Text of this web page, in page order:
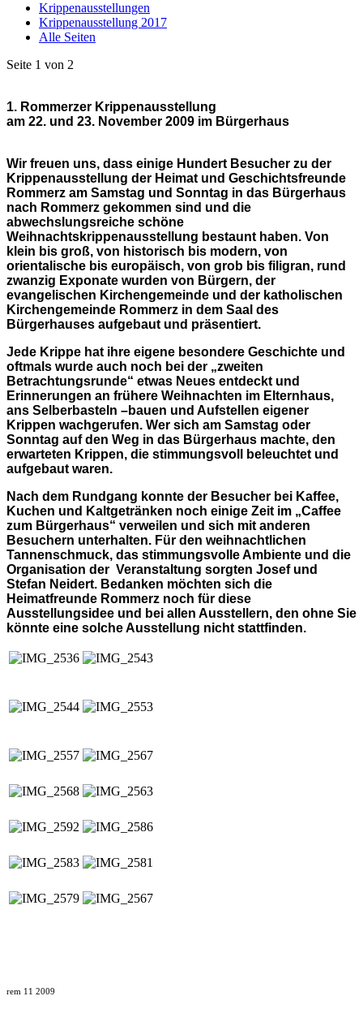
Krippenausstellungen
Krippenausstellung 2017
Alle Seiten
Seite 1 von 2
1. Rommerzer Krippenausstellung
am 22. und 23. November 2009 im Bürgerhaus
Wir freuen uns, dass einige Hundert Besucher zu der
Krippenausstellung der Heimat und Geschichtsfreunde
Rommerz am Samstag und Sonntag in das Bürgerhaus
nach Rommerz gekommen sind und die
abwechslungsreiche schöne
Weihnachtskrippenausstellung bestaunt haben. Von
klein bis groß, von historisch bis modern, von
orientalische bis europäisch, von grob bis filigran, rund
zwanzig Exponate wurden von Bürgern, der
evangelischen Kirchengemeinde und der katholischen
Kirchengemeinde Rommerz in dem Saal des
Bürgerhauses aufgebaut und präsentiert.
Jede Krippe hat ihre eigene besondere Geschichte und
oftmals wurde auch noch bei der „zweiten
Betrachtungsrunde“ etwas Neues entdeckt und
Erinnerungen an frühere Weihnachten im Elternhaus,
ans Selberbasteln –bauen und Aufstellen eigener
Krippen wachgerufen. Wer sich am Samstag oder
Sonntag auf den Weg in das Bürgerhaus machte, den
erwarteten Krippen, die stimmungsvoll beleuchtet und
aufgebaut waren.
Nach dem Rundgang konnte der Besucher bei Kaffee,
Kuchen und Kaltgetränken noch einige Zeit im „Caffee
zum Bürgerhaus“ verweilen und sich mit anderen
Besuchern unterhalten. Für den weihnachtlichen
Tannenschmuck, das stimmungsvolle Ambiente und die
Organisation der Veranstaltung sorgten Josef und
Stefan Neidert. Bedanken möchten sich die
Heimatfreunde Rommerz noch für diese
Ausstellungsidee und bei allen Ausstellern, den ohne Sie
könnte eine solche Ausstellung nicht stattfinden.
rem 11 2009